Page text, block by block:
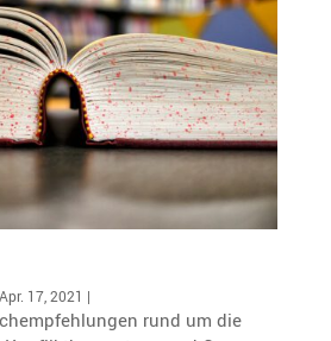
Apr. 17, 2021 |
rund um die